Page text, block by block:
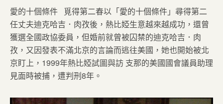
愛的十個條件 覓得第二春以「愛的十個條件」尋得第二
任丈夫迪克哈吉．肉孜後，熱比婭生意越來越成功，還曾
獲選全國政協委員，但婚前就曾被囚禁的迪克哈吉．肉
孜，又因發表不滿北京的言論而逃往美國，她也開始被北
京盯上，1999年熱比婭試圖與訪 支那的美國國會議員助理
見面時被捕，遭判刑8年。